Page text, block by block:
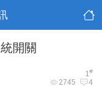
開關
1#
2745 4